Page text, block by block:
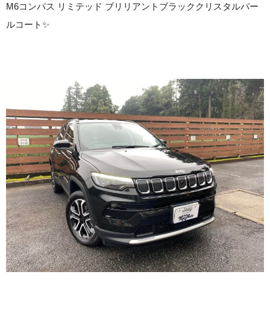
M6コンパス リミテッド ブリリアントブラッククリスタルパー
ルコート✨